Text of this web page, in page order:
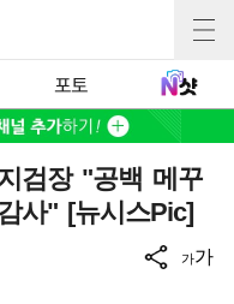
포토
검장 "공백 메꾸
사" [뉴시스Pic]
가가